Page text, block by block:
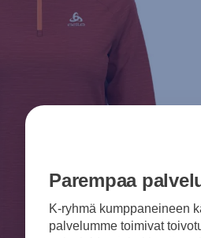
Parempaa
K-ryhmä kumppaneineen
palvelumme toimivat